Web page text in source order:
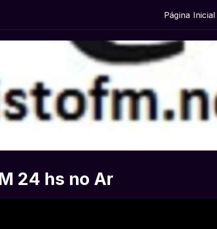
Página Inicial
24 hs no Ar